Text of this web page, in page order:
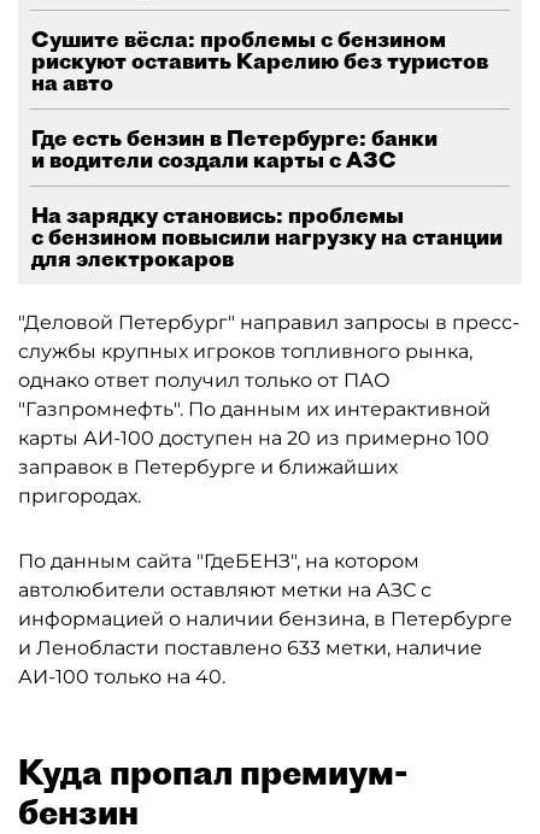
Сушите вёсла: проблемы с бензином
рискуют оставить Карелию без туристов
на авто
Где есть бензин в Петербурге: банки
и водители создали карты с АЗС
На зарядку становись: проблемы
с бензином повысили нагрузку на станции
для электрокаров
"Деловой Петербург" направил запросы в пресс-
службы крупных игроков топливного рынка,
однако ответ получил только от ПАО
"Газпромнефть". По данным их интерактивной
карты АИ-100 доступен на 20 из примерно 100
заправок в Петербурге и ближайших
пригородах.
По данным сайта "ГдеБЕНЗ", на котором
автолюбители оставляют метки на АЗС с
информацией о наличии бензина, в Петербурге
и Ленобласти поставлено 633 метки, наличие
АИ-100 только на 40.
Куда пропал премиум-
бензин